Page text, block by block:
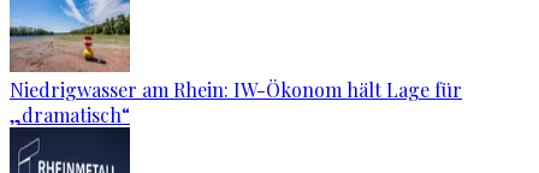
Niedrigwasser am Rhein: IW-Ökonom hält Lage für
„dramatisch“